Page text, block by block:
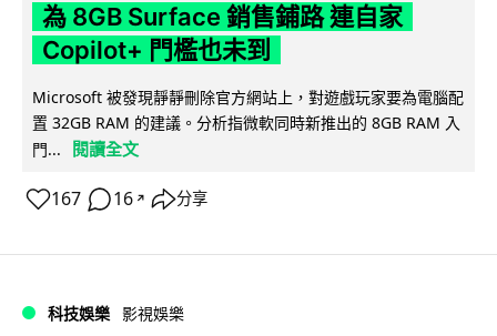
為 8GB Surface 銷售鋪路 連自家
Copilot+ 門檻也未到
Microsoft 被發現靜靜刪除官方網站上，對遊戲玩家要為電腦配
置 32GB RAM 的建議。分析指微軟同時新推出的 8GB RAM 入
門...
閱讀全文
167 16 ↗ 分享
科技娛樂 影視娛樂